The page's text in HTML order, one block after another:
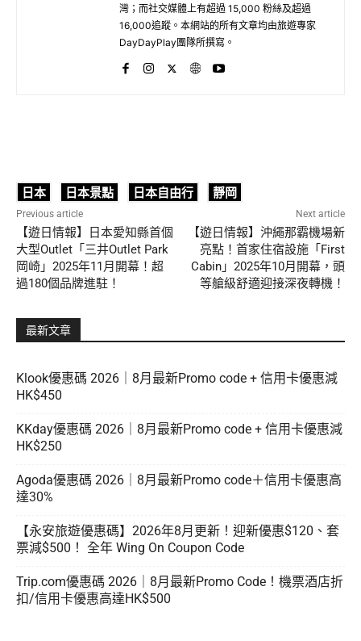
灣；而社交媒體上有超過 15,000 粉絲及超過
16,000追蹤。本網站的所有文章均由旅遊專家
DayDayPlay團隊所撰寫。
日本 日本景點 日本自由行 靜岡
Previous article
【遊日情報】日本愛知縣首個
大型Outlet「三井Outlet Park
岡崎」2025年11月開幕！超
過180個品牌進駐！
Next article
【遊日情報】沖繩那霸機場新
亮點！首家住宿設施「First
Cabin」2025年10月開幕，頭
等艙級舒適迎接深夜轉機！
最新文章
Klook優惠碼 2026｜8月最新Promo code + 信用卡優惠減
HK$450
KKday優惠碼 2026｜8月最新Promo code + 信用卡優惠減
HK$250
Agoda優惠碼 2026｜8月最新Promo code＋信用卡優惠高
達30%
【永安旅遊優惠碼】2026年8月更新！迎新優惠$120、套
票減$500！ 全年 Wing On Coupon Code
Trip.com優惠碼 2026｜8月最新Promo Code！機票酒店折
扣/信用卡優惠高達HK$500